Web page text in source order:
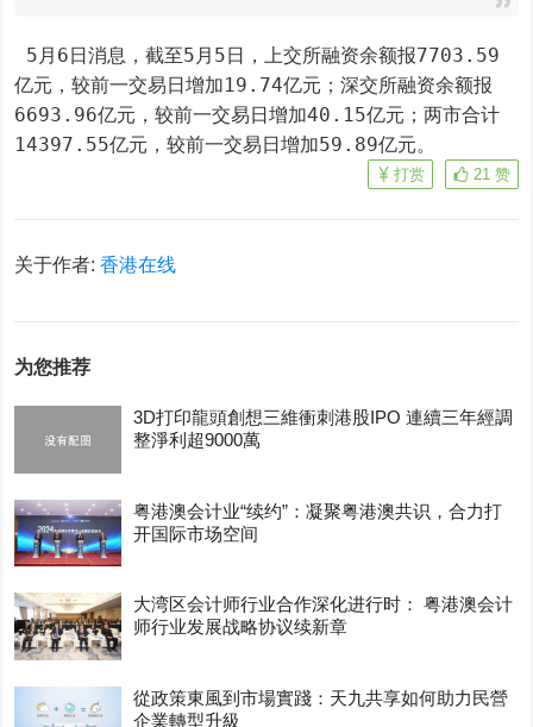
5月6日消息，截至5月5日，上交所融资余额报7703.59
亿元，较前一交易日增加19.74亿元；深交所融资余额报
6693.96亿元，较前一交易日增加40.15亿元；两市合计
14397.55亿元，较前一交易日增加59.89亿元。
21 赞
打赏
关于作者:香港在线
为您推荐
3D打印龍頭創想三維衝刺港股IPO 連續三年經調
整淨利超9000萬
粤港澳会计业“续约”：凝聚粤港澳共识，合力打
开国际市场空间
大湾区会计师行业合作深化进行时： 粤港澳会计
师行业发展战略协议续新章
從政策東風到市場實踐：天九共享如何助力民營
企業轉型升級